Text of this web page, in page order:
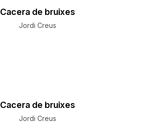
Cacera de bruixes
Jordi Creus
Cacera de bruixes
Jordi Creus